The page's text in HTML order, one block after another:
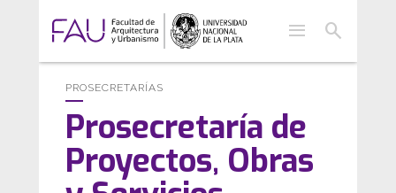
menu search
PROSECRETARÍAS
Prosecretaría de
Proyectos, Obras